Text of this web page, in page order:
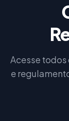
BENEFÍCIOS
COBERTURA
CLIENTE
Acesse todos
e